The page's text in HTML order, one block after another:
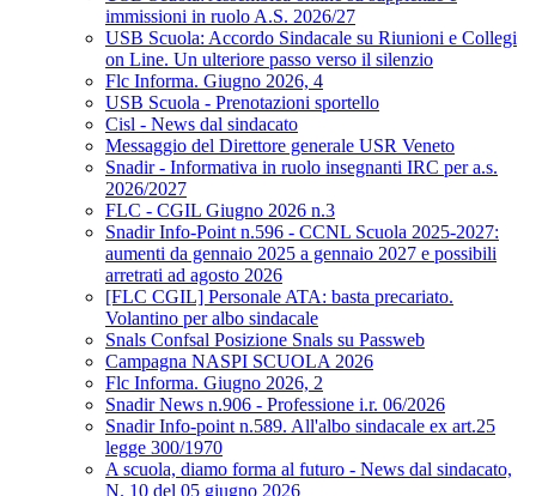
immissioni in ruolo A.S. 2026/27
USB Scuola: Accordo Sindacale su Riunioni e Collegi
on Line. Un ulteriore passo verso il silenzio
Flc Informa. Giugno 2026, 4
USB Scuola - Prenotazioni sportello
Cisl - News dal sindacato
Messaggio del Direttore generale USR Veneto
Snadir - Informativa in ruolo insegnanti IRC per a.s.
2026/2027
FLC - CGIL Giugno 2026 n.3
Snadir Info-Point n.596 - CCNL Scuola 2025-2027:
aumenti da gennaio 2025 a gennaio 2027 e possibili
arretrati ad agosto 2026
[FLC CGIL] Personale ATA: basta precariato.
Volantino per albo sindacale
Snals Confsal Posizione Snals su Passweb
Campagna NASPI SCUOLA 2026
Flc Informa. Giugno 2026, 2
Snadir News n.906 - Professione i.r. 06/2026
Snadir Info-point n.589. All'albo sindacale ex art.25
legge 300/1970
A scuola, diamo forma al futuro - News dal sindacato,
N. 10 del 05 giugno 2026